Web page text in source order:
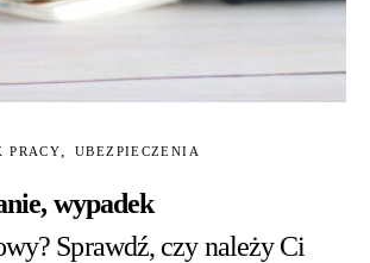
PRACY UBEZPIECZENIA
wypadek
Sprawdź, czy należy Ci